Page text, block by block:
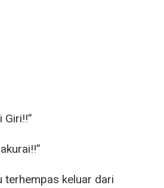
Giri!!”
terhempas keluar dari